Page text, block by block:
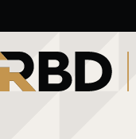
au
contenu